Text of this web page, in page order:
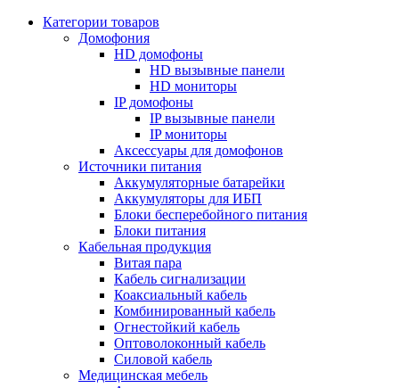
Категории товаров
Домофония
HD домофоны
HD вызывные панели
HD мониторы
IP домофоны
IP вызывные панели
IP мониторы
Аксессуары для домофонов
Источники питания
Аккумуляторные батарейки
Аккумуляторы для ИБП
Блоки бесперебойного питания
Блоки питания
Кабельная продукция
Витая пара
Кабель сигнализации
Коаксиальный кабель
Комбинированный кабель
Огнестойкий кабель
Оптоволоконный кабель
Силовой кабель
Медицинская мебель